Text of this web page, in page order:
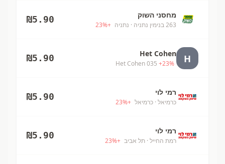
מחסני השוק
263 בנימין נתניה · נתניה +
23%
₪5.90
H
Het Cohen
Het Cohen 035 +23%
₪5.90
רמי לוי
כרמיאל · כרמיאל +
23%
₪5.90
רמי לוי
רמת החייל · תל אביב +
23%
₪5.90